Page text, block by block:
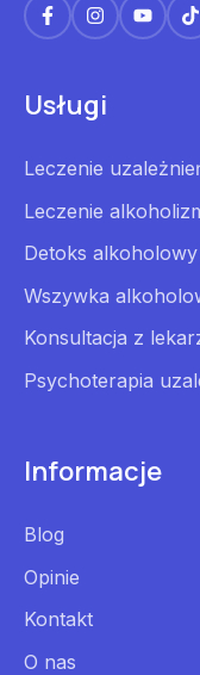
Usługi
Leczenie
Leczenie
Detoks alkoholowy
Wszywka
Konsultacja z
Psychoterapia
Informacje
Blog
Opinie
Kontakt
O nas